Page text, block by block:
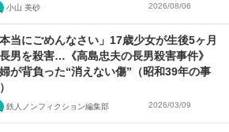
小山 美砂 2026/08/06
本当にごめんなさい」17歳少女が生後5ヶ月
男を殺害…《高島忠夫の長男殺害事件》
が背負った“消えない傷”（昭和39年の事
鉄人ノンフィクション編集部 2026/03/09